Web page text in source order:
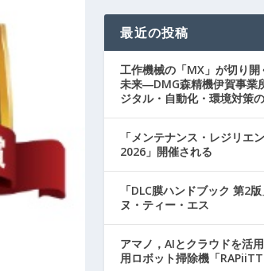
最近の投稿
工作機械の「MX」が切り開
未来―DMG森精機伊賀事業
ジタル・自動化・環境対策
「メンテナンス・レジリエ
2026」開催される
「DLC膜ハンドブック 第2
ヌ・ティー・エス
アマノ，AIとクラウドを活
用ロボット掃除機「